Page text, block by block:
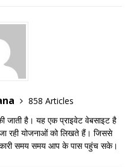
858 Articles
जाती है। यह एक प्राइवेट वेबसाइट है
रही योजनाओं को लिखते हैं। जिससे
समय समय आप के पास पहुंच सके।